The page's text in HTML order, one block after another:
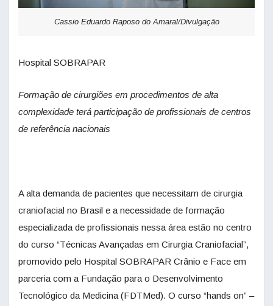
Cassio Eduardo Raposo do Amaral/Divulgação
Hospital SOBRAPAR
Formação de cirurgiões em procedimentos de alta
complexidade terá participação de profissionais de centros
de referência nacionais
A alta demanda de pacientes que necessitam de cirurgia
craniofacial no Brasil e a necessidade de formação
especializada de profissionais nessa área estão no centro
do curso “Técnicas Avançadas em Cirurgia Craniofacial”,
promovido pelo Hospital SOBRAPAR Crânio e Face em
parceria com a Fundação para o Desenvolvimento
Tecnológico da Medicina (FDTMed). O curso “hands on” –